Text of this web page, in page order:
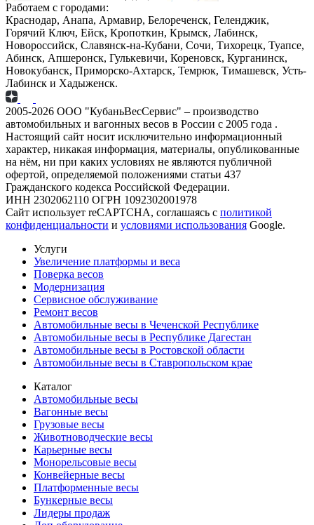
Работаем с городами:
Краснодар, Анапа, Армавир, Белореченск, Геленджик,
Горячий Ключ, Ейск, Кропоткин, Крымск, Лабинск,
Новороссийск, Славянск-на-Кубани, Сочи, Тихорецк, Туапсе,
Абинск, Апшеронск, Гулькевичи, Кореновск, Курганинск,
Новокубанск, Приморско-Ахтарск, Темрюк, Тимашевск, Усть-
Лабинск и Хадыженск.
2005-2026 ООО "КубаньВесСервис" – производство
автомобильных и вагонных весов в России с 2005 года .
Настоящий сайт носит исключительно информационный
характер, никакая информация, материалы, опубликованные
на нём, ни при каких условиях не являются публичной
офертой, определяемой положениями статьи 437
Гражданского кодекса Российской Федерации.
ИНН 2302062110 ОГРН 1092302001978
Сайт использует reCAPTCHA, соглашаясь с политикой
конфиденциальности и условиями использования Google.
Услуги
Увеличение платформы и веса
Поверка весов
Модернизация
Сервисное обслуживание
Ремонт весов
Автомобильные весы в Чеченской Республике
Автомобильные весы в Республике Дагестан
Автомобильные весы в Ростовской области
Автомобильные весы в Ставропольском крае
Каталог
Автомобильные весы
Вагонные весы
Грузовые весы
Животноводческие весы
Карьерные весы
Монорельсовые весы
Конвейерные весы
Платформенные весы
Бункерные весы
Лидеры продаж